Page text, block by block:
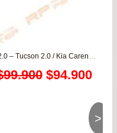
99.900 El
original
$94.900El
>